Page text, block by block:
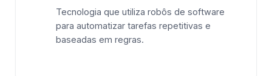
Tecnologia que utiliza robôs de software
para automatizar tarefas repetitivas e
baseadas em regras.